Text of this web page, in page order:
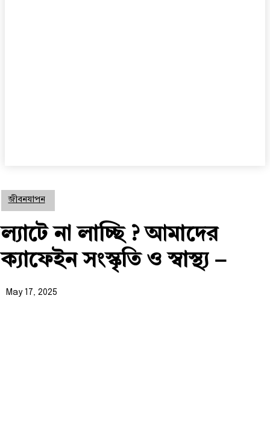
জীবনযাপন
ল্যাটে না লাচ্ছি ? আমাদের
ক্যাফেইন সংস্কৃতি ও স্বাস্থ্য –
May 17, 2025